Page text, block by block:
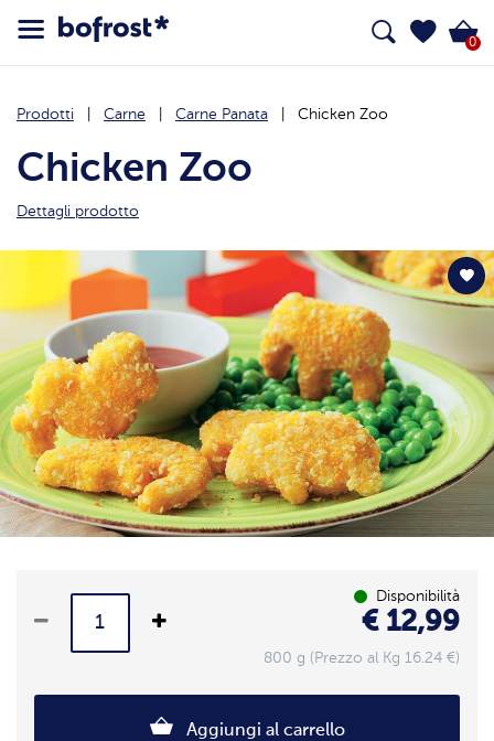
0
Prodotti Carne Carne Panata Chicken Zoo
Chicken Zoo
Dettagli prodotto
Disponibilità
€ 12,99
800 g (Prezzo al Kg 16.24 €)
Aggiungi al carrello